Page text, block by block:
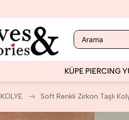
KÜPE PIERCING
KOLYE Soft Renkli Zirkon Taşlı